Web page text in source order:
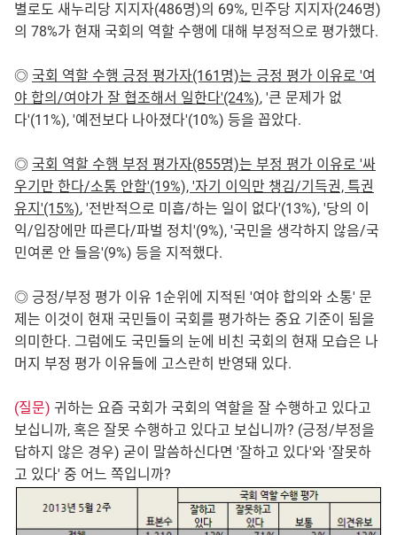
별로도 새누리당 지지자(486명)의 69%, 민주당 지지자(246명)
의 78%가 현재 국회의 역할 수행에 대해 부정적으로 평가했다.
◎ 국회 역할 수행 긍정 평가자(161명)는 긍정 평가 이유로 '여
야 합의/여야가 잘 협조해서 일한다'(24%), '큰 문제가 없
다'(11%), '예전보다 나아졌다'(10%) 등을 꼽았다.
◎ 국회 역할 수행 부정 평가자(855명)는 부정 평가 이유로 '싸
우기만 한다/소통 안함'(19%), '자기 이익만 챙김/기득권, 특권
유지'(15%), '전반적으로 미흡/하는 일이 없다'(13%), '당의 이
익/입장에만 따른다/파벌 정치'(9%), '국민을 생각하지 않음/국
민여론 안 들음'(9%) 등을 지적했다.
◎ 긍정/부정 평가 이유 1순위에 지적된 '여야 합의와 소통' 문
제는 이것이 현재 국민들이 국회를 평가하는 중요 기준이 됨을
의미한다. 그럼에도 국민들의 눈에 비친 국회의 현재 모습은 나
머지 부정 평가 이유들에 고스란히 반영돼 있다.
(질문) 귀하는 요즘 국회가 국회의 역할을 잘 수행하고 있다고
보십니까, 혹은 잘못 수행하고 있다고 보십니까? (긍정/부정을
답하지 않은 경우) 굳이 말씀하신다면 '잘하고 있다'와 '잘못하
고 있다' 중 어느 쪽입니까?